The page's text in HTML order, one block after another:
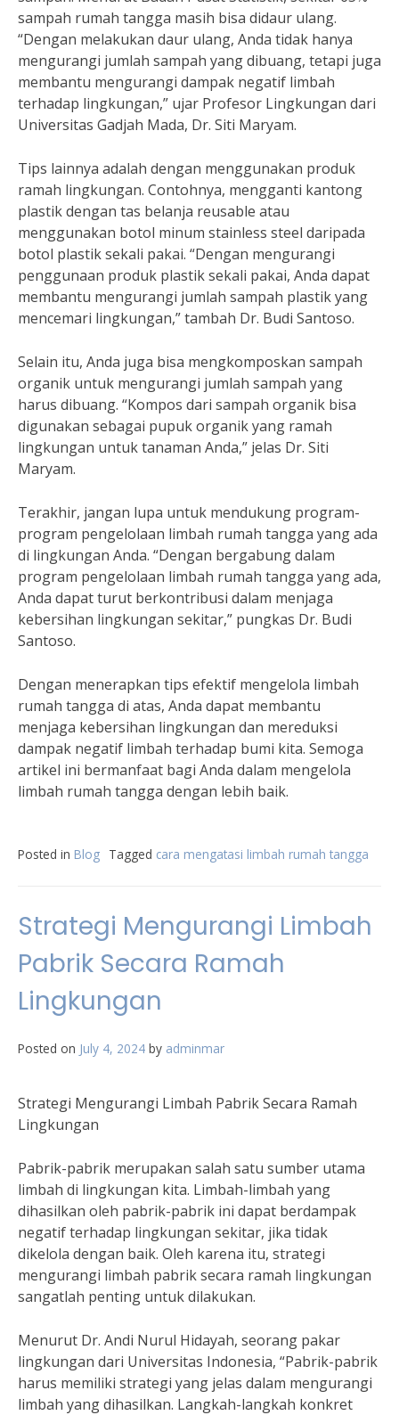
sampah rumah tangga masih bisa didaur ulang.
“Dengan melakukan daur ulang, Anda tidak hanya
mengurangi jumlah sampah yang dibuang, tetapi juga
membantu mengurangi dampak negatif limbah
terhadap lingkungan,” ujar Profesor Lingkungan dari
Universitas Gadjah Mada, Dr. Siti Maryam.
Tips lainnya adalah dengan menggunakan produk
ramah lingkungan. Contohnya, mengganti kantong
plastik dengan tas belanja reusable atau
menggunakan botol minum stainless steel daripada
botol plastik sekali pakai. “Dengan mengurangi
penggunaan produk plastik sekali pakai, Anda dapat
membantu mengurangi jumlah sampah plastik yang
mencemari lingkungan,” tambah Dr. Budi Santoso.
Selain itu, Anda juga bisa mengkomposkan sampah
organik untuk mengurangi jumlah sampah yang
harus dibuang. “Kompos dari sampah organik bisa
digunakan sebagai pupuk organik yang ramah
lingkungan untuk tanaman Anda,” jelas Dr. Siti
Maryam.
Terakhir, jangan lupa untuk mendukung program-
program pengelolaan limbah rumah tangga yang ada
di lingkungan Anda. “Dengan bergabung dalam
program pengelolaan limbah rumah tangga yang ada,
Anda dapat turut berkontribusi dalam menjaga
kebersihan lingkungan sekitar,” pungkas Dr. Budi
Santoso.
Dengan menerapkan tips efektif mengelola limbah
rumah tangga di atas, Anda dapat membantu
menjaga kebersihan lingkungan dan mereduksi
dampak negatif limbah terhadap bumi kita. Semoga
artikel ini bermanfaat bagi Anda dalam mengelola
limbah rumah tangga dengan lebih baik.
Posted in Blog Tagged cara mengatasi limbah rumah tangga
Strategi Mengurangi Limbah
Pabrik Secara Ramah
Lingkungan
Posted on July 4, 2024 by adminmar
Strategi Mengurangi Limbah Pabrik Secara Ramah
Lingkungan
Pabrik-pabrik merupakan salah satu sumber utama
limbah di lingkungan kita. Limbah-limbah yang
dihasilkan oleh pabrik-pabrik ini dapat berdampak
negatif terhadap lingkungan sekitar, jika tidak
dikelola dengan baik. Oleh karena itu, strategi
mengurangi limbah pabrik secara ramah lingkungan
sangatlah penting untuk dilakukan.
Menurut Dr. Andi Nurul Hidayah, seorang pakar
lingkungan dari Universitas Indonesia, “Pabrik-pabrik
harus memiliki strategi yang jelas dalam mengurangi
limbah yang dihasilkan. Langkah-langkah konkret